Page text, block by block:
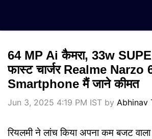
content
64 MP Ai कैमरा, 33w
फास्ट चार्जर Realme Narzo
Smartphone मैं जाने कीमत
Jun 3, 2025 4:19 PM IST by Abhinav
रियलमी ने लांच किया अपना कम बजट वाला